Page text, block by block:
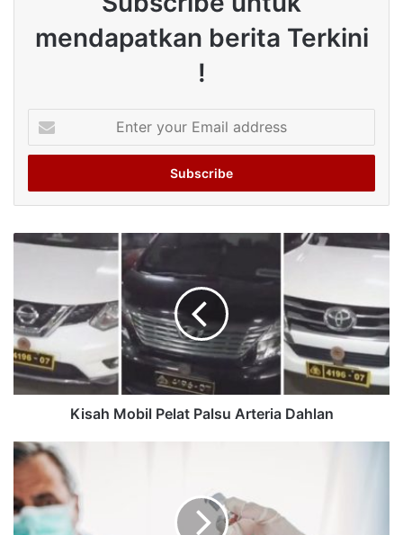
mendapatkan berita Terkini
!
your
Email
Kisah Mobil Pelat Palsu Arteria Dahlan